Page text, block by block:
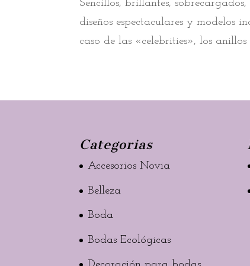
Sencillos, brillantes,
diseños espectaculares y modelos
caso de las «celebrities», los
Categorias
Accesorios Novia
Belleza
Boda
Bodas Ecológicas